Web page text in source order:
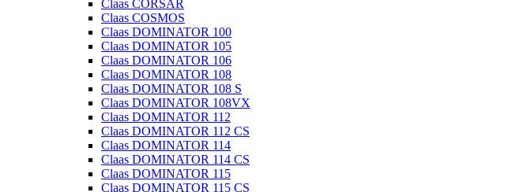
Claas CORSAR
Claas COSMOS
Claas DOMINATOR 100
Claas DOMINATOR 105
Claas DOMINATOR 106
Claas DOMINATOR 108
Claas DOMINATOR 108 S
Claas DOMINATOR 108VX
Claas DOMINATOR 112
Claas DOMINATOR 112 CS
Claas DOMINATOR 114
Claas DOMINATOR 114 CS
Claas DOMINATOR 115
Claas DOMINATOR 115 CS